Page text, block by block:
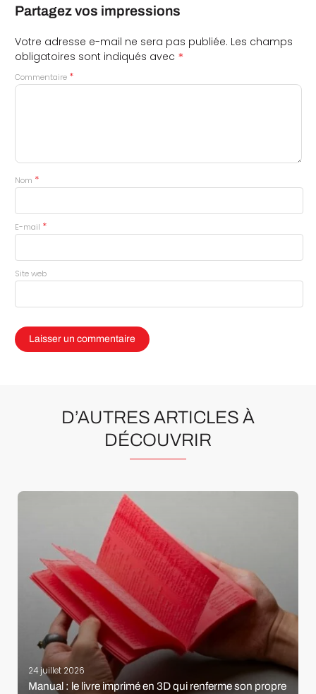
Partagez vos impressions
Votre adresse e-mail ne sera pas publiée. Les champs
obligatoires sont indiqués avec *
Commentaire *
Nom *
E-mail *
Site web
D’AUTRES ARTICLES À
DÉCOUVRIR
24 juillet 2026
Manual : le livre imprimé en 3D qui renferme son propre